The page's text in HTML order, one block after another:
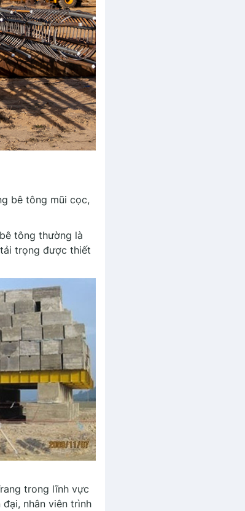
bê tông mũi cọc,
tông thường là
trọng được thiết
trong lĩnh vực
nhân viên trình